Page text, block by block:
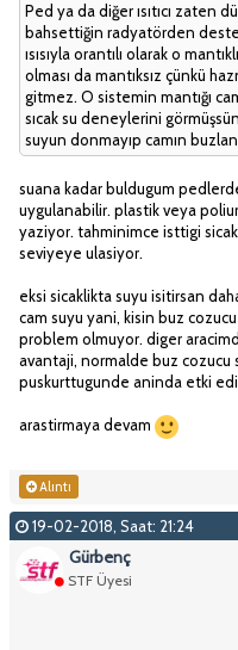
Ped ya da diğer ısıtıcı zaten
bahsettiğin radyatörden
ısısıyla orantılı olarak o
olması da mantıksız çünkü
gitmez. O sistemin mantığı
sıcak su deneylerini
suyun donmayıp camın
suana kadar buldugum
uygulanabilir. plastik veya
yaziyor. tahminimce isttigi
seviyeye ulasiyor.
eksi sicaklikta suyu isitirsan
cam suyu yani, kisin buz
problem olmuyor. diger
avantaji, normalde buz cozucu
puskurttugunde aninda etki
arastirmaya devam
Alıntı
19-02-2018, Saat: 21:24
Gürbenç
STF Üyesi